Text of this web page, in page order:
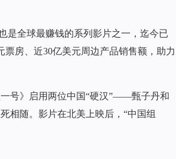
是全球最赚钱的系列影片之一，迄今已
房、近30亿美元周边产品销售额，助力
一号》启用两位中国“硬汉”——甄子丹和
相随。影片在北美上映后，“中国组